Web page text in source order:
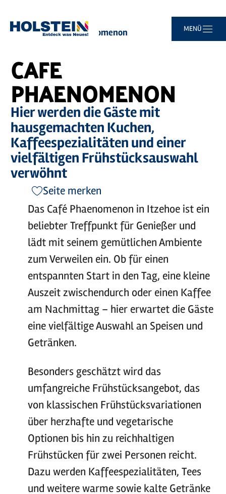
Hauptinhalt
Suche
Navigation
Footer
MENÜ
Sie
Startseite Cafe Phaenomenon
CAFE
PHAENOMENON
Hier werden die Gäste mit
hausgemachten Kuchen,
Kaffeespezialitäten und einer
vielfältigen Frühstücksauswahl
verwöhnt
Seite merken
Das Café Phaenomenon in Itzehoe ist ein
beliebter Treffpunkt für Genießer und
lädt mit seinem gemütlichen Ambiente
zum Verweilen ein. Ob für einen
entspannten Start in den Tag, eine kleine
Auszeit zwischendurch oder einen Kaffee
am Nachmittag – hier erwartet die Gäste
eine vielfältige Auswahl an Speisen und
Getränken.
Besonders geschätzt wird das
umfangreiche Frühstücksangebot, das
von klassischen Frühstücksvariationen
über herzhafte und vegetarische
Optionen bis hin zu reichhaltigen
Frühstücken für zwei Personen reicht.
Dazu werden Kaffeespezialitäten, Tees
und weitere warme sowie kalte Getränke